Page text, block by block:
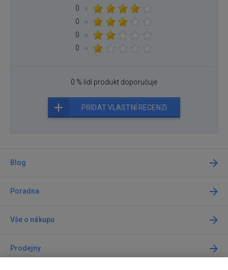
0
×
0
×
0
×
0
×
0 % lidí produkt doporučuje
PŘIDAT VLASTNÍ RECENZI
Blog
Poradna
Vše o nákupu
Prodejny